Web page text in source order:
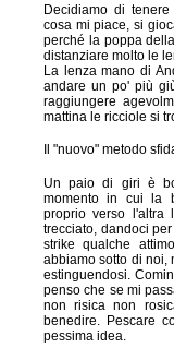
Decidiamo di
cosa mi piace, si
perché la poppa
distanziare molto le
La lenza mano di
andare un po' più
raggiungere
mattina le ricciole si
Il "nuovo" metodo
Un paio di giri è
momento in cui la
proprio verso l'altra
trecciato, dandoci
strike qualche
abbiamo sotto di noi,
estinguendosi.
penso che se mi
non risica non
benedire. Pescare
pessima idea.